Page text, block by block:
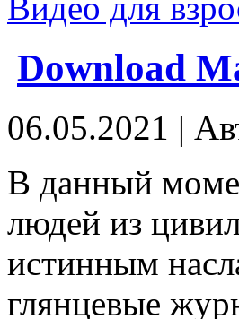
Download
06.05.2021 |
В дaнный
людей из
истинным
глянцевые